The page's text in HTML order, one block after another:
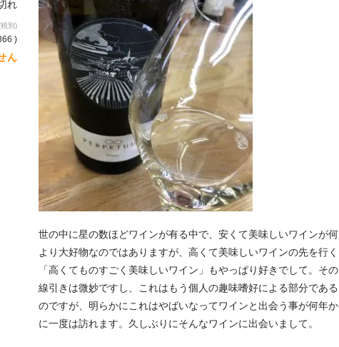
れ
別)
)
ん
世の中に星の数ほどワインが有る中で、安くて美味しいワインが何
より大好物なのではありますが、高くて美味しいワインの先を行く
「高くてものすごく美味しいワイン」もやっぱり好きでして。その
線引きは微妙ですし、これはもう個人の趣味嗜好による部分である
のですが、明らかにこれはやばいなってワインと出会う事が何年か
に一度は訪れます。久しぶりにそんなワインに出会いまして。